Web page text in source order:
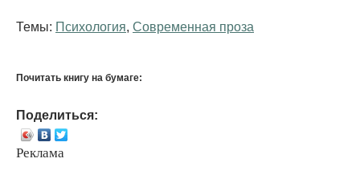
Темы: Психология Современная проза
Почитать книгу на бумаге:
Поделиться:
Реклама